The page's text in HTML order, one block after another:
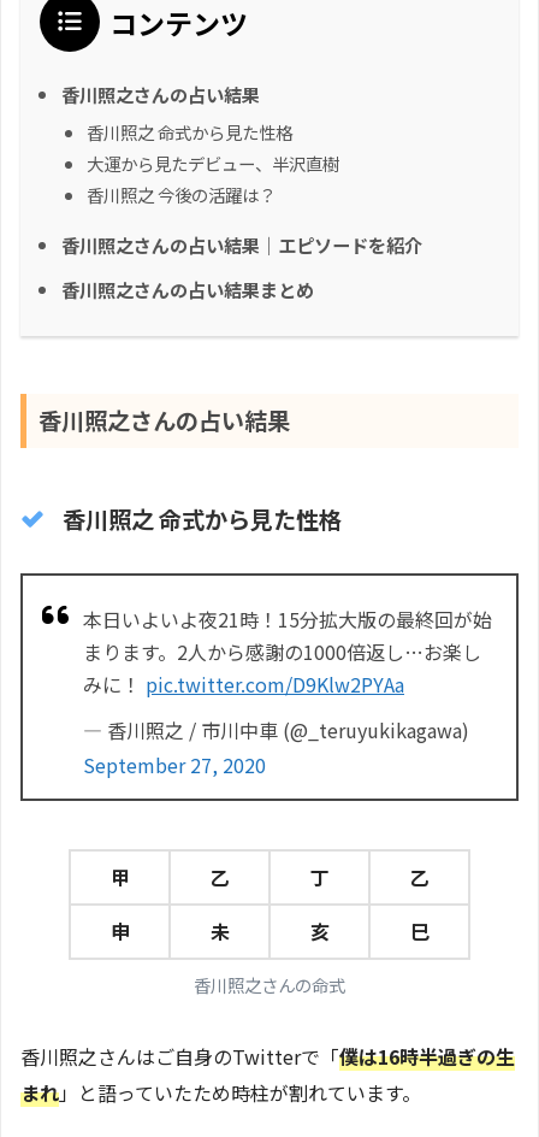
コンテンツ
香川照之さんの占い結果
香川照之 命式から見た性格
大運から見たデビュー、半沢直樹
香川照之 今後の活躍は？
香川照之さんの占い結果｜エピソードを紹介
香川照之さんの占い結果まとめ
香川照之さんの占い結果
香川照之 命式から見た性格
本日いよいよ夜21時！15分拡大版の最終回が始
まります。2人から感謝の1000倍返し…お楽し
みに！ pic.twitter.com/D9Klw2PYAa
— 香川照之 / 市川中車 (@_teruyukikagawa)
September 27, 2020
甲 乙 丁
乙
申
未 亥 巳
香川照之さんの命式
香川照之さんはご自身のTwitterで「僕は16時半過ぎの生
まれ」と語っていたため時柱が割れています。